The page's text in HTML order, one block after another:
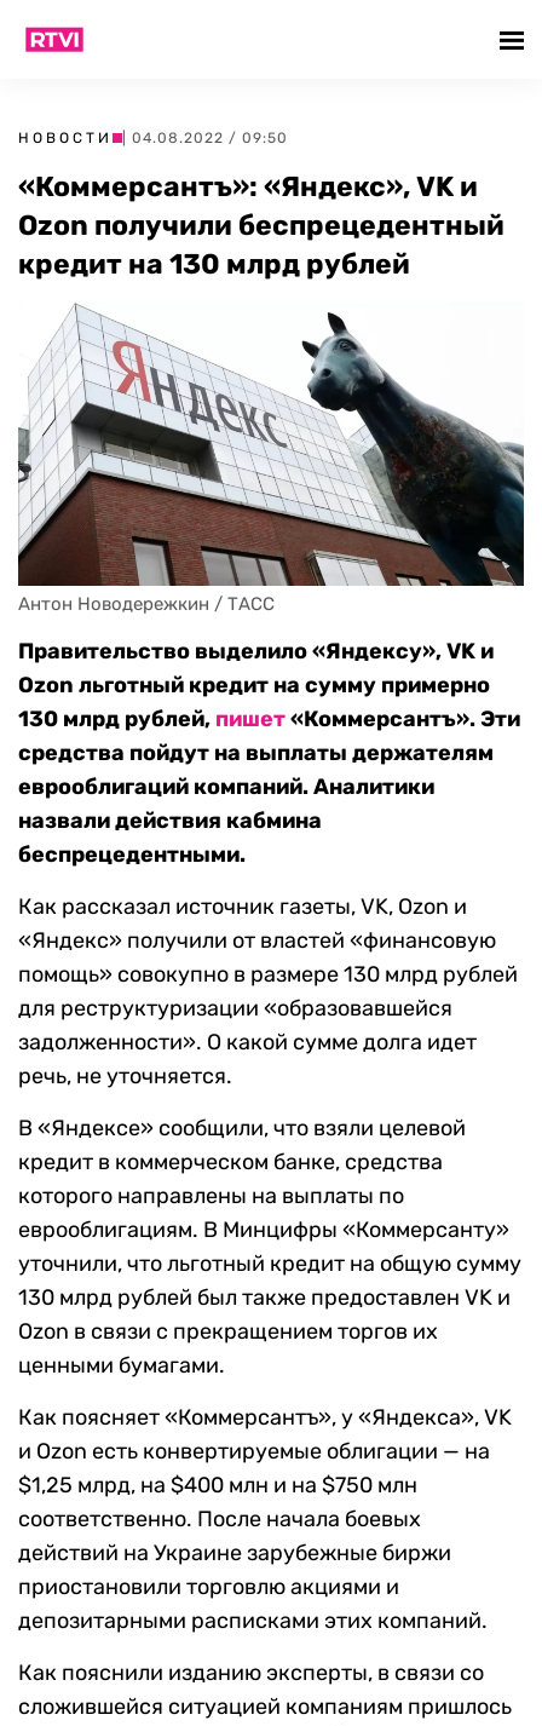
НОВОСТИ | 04.08.2022 / 09:50
«Коммерсантъ»: «Яндекс», VK и
Ozon получили беспрецедентный
кредит на 130 млрд рублей
Антон Новодережкин / ТАСС
Правительство выделило «Яндексу», VK и
Ozon льготный кредит на сумму примерно
130 млрд рублей, пишет«Коммерсантъ». Эти
средства пойдут на выплаты держателям
еврооблигаций компаний. Аналитики
назвали действия кабмина
беспрецедентными.
Как рассказал источник газеты, VK, Ozon и
«Яндекс» получили от властей «финансовую
помощь» совокупно в размере 130 млрд рублей
для реструктуризации «образовавшейся
задолженности». О какой сумме долга идет
речь, не уточняется.
В «Яндексе» сообщили, что взяли целевой
кредит в коммерческом банке, средства
которого направлены на выплаты по
еврооблигациям. В Минцифры «Коммерсанту»
уточнили, что льготный кредит на общую сумму
130 млрд рублей был также предоставлен VK и
Ozon в связи с прекращением торгов их
ценными бумагами.
Как поясняет «Коммерсантъ», у «Яндекса», VK
и Ozon есть конвертируемые облигации — на
$1,25 млрд, на $400 млн и на $750 млн
соответственно. После начала боевых
действий на Украине зарубежные биржи
приостановили торговлю акциями и
депозитарными расписками этих компаний.
Как пояснили изданию эксперты, в связи со
сложившейся ситуацией компаниям пришлось